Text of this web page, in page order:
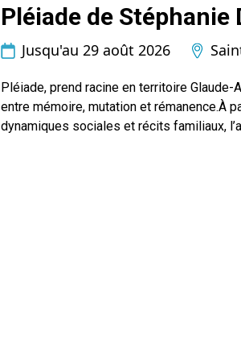
Pléiade de Stéphanie
Jusqu'au 29 août 2026
Pléiade, prend racine en territoire
entre mémoire, mutation et rémanence.À
dynamiques sociales et récits familiaux,